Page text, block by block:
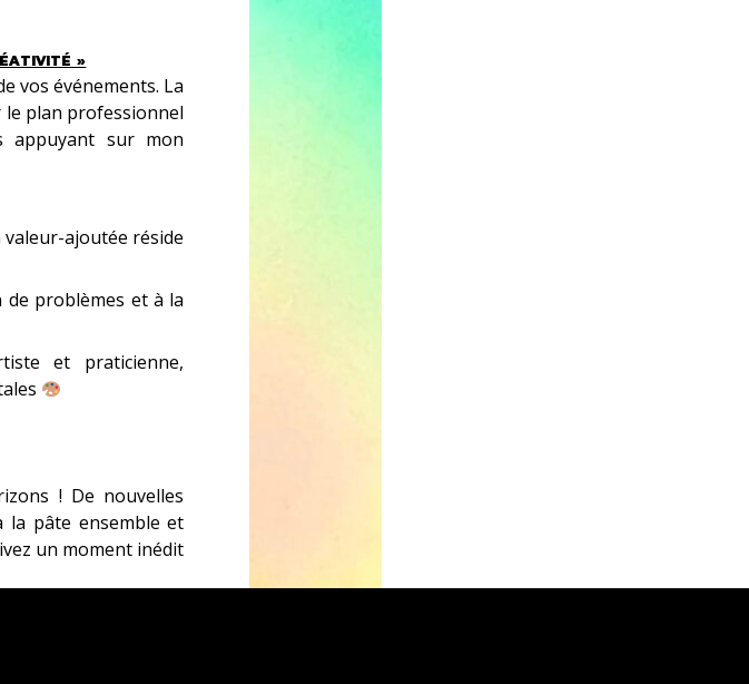
»
vos événements. La
plan professionnel
appuyant sur mon
ajoutée réside
problèmes et à la
et praticienne,
! De nouvelles
la pâte ensemble et
un moment inédit